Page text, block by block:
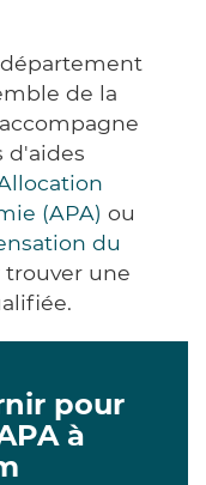
de la
d'aides
(APA) ou
du
une
pour
à